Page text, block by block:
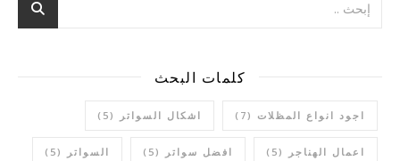
كلمات البحث
اجود انواع المظلات (7) اشكال السواتر (5)
اعمال الهناجر (5) افضل سواتر (5) السواتر (5)